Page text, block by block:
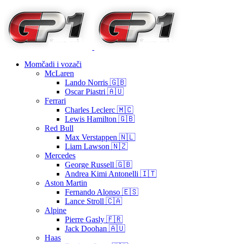
Momčadi i vozači
McLaren
Lando Norris 🇬🇧
Oscar Piastri 🇦🇺
Ferrari
Charles Leclerc 🇲🇨
Lewis Hamilton 🇬🇧
Red Bull
Max Verstappen 🇳🇱
Liam Lawson 🇳🇿
Mercedes
George Russell 🇬🇧
Andrea Kimi Antonelli 🇮🇹
Aston Martin
Fernando Alonso 🇪🇸
Lance Stroll 🇨🇦
Alpine
Pierre Gasly 🇫🇷
Jack Doohan 🇦🇺
Haas